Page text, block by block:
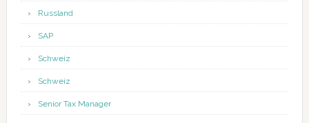
Russland
SAP
Schweiz
Schweiz
Senior Tax Manager